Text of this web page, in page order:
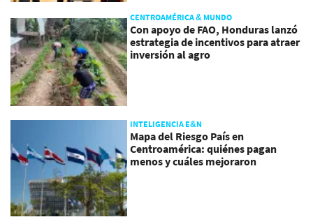
CENTROAMÉRICA & MUNDO
Con apoyo de FAO, Honduras lanzó
estrategia de incentivos para atraer
inversión al agro
INTELIGENCIA E&N
Mapa del Riesgo País en
Centroamérica: quiénes pagan
menos y cuáles mejoraron